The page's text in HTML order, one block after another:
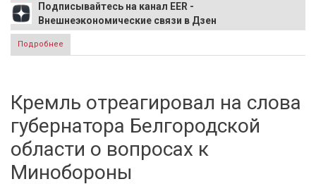
Подписывайтесь на канал EER -
Внешнеэкономические связи в Дзен
Подробнее
Евразийского экономического форума в Москве
Кремль отреагировал на слова
губернатора Белгородской
области о вопросах к
Минобороны